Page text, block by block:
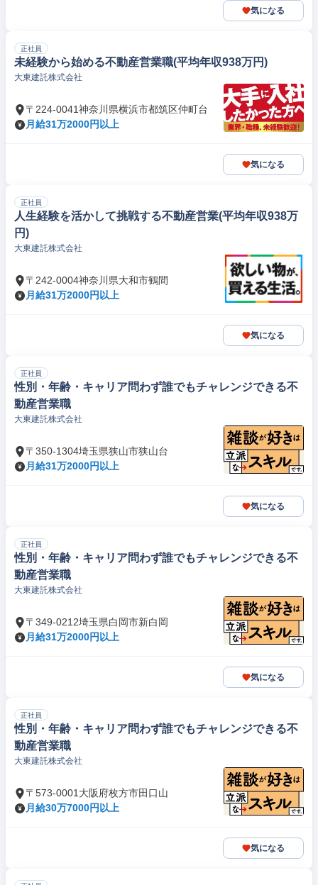
気になる
正社員
未経験から始める不動産営業職(平均年収938万円)
大東建託株式会社
〒224-0041神奈川県横浜市都筑区仲町台
月給31万2000円以上
気になる
正社員
人生経験を活かして挑戦する不動産営業(平均年収938万
円)
大東建託株式会社
〒242-0004神奈川県大和市鶴間
月給31万2000円以上
気になる
正社員
性別・年齢・キャリア問わず誰でもチャレンジできる不
動産営業職
大東建託株式会社
〒350-1304埼玉県狭山市狭山台
月給31万2000円以上
気になる
正社員
性別・年齢・キャリア問わず誰でもチャレンジできる不
動産営業職
大東建託株式会社
〒349-0212埼玉県白岡市新白岡
月給31万2000円以上
気になる
正社員
性別・年齢・キャリア問わず誰でもチャレンジできる不
動産営業職
大東建託株式会社
〒573-0001大阪府枚方市田口山
月給30万7000円以上
気になる